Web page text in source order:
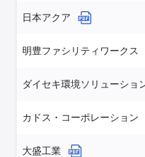
日本アクア
明豊ファシリティワークス
ダイセキ環境ソリューショ
カドス・コーポレーション
大盛工業